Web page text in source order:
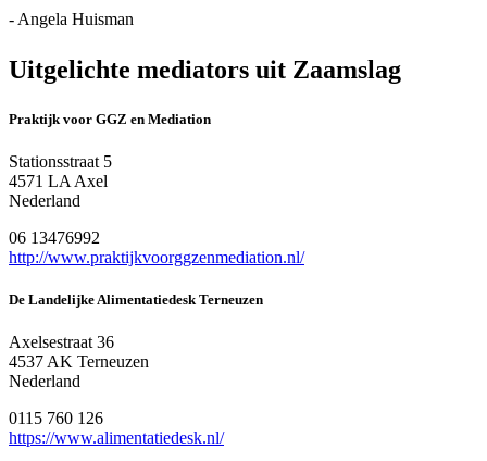
- Angela Huisman
Uitgelichte mediators uit Zaamslag
Praktijk voor GGZ en Mediation
Stationsstraat 5
4571 LA Axel
Nederland
06 13476992
http://www.praktijkvoorggzenmediation.nl/
De Landelijke Alimentatiedesk Terneuzen
Axelsestraat 36
4537 AK Terneuzen
Nederland
0115 760 126
https://www.alimentatiedesk.nl/